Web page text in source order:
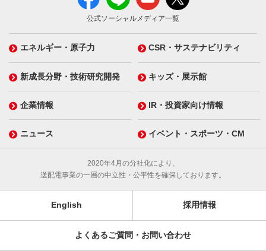
公式ソーシャルメディア一覧
エネルギー・原子力 CSR・サステナビリティ
新成長分野・技術研究開発 キッズ・展示館
企業情報 IR・投資家向け情報
ニュース イベント・スポーツ・CM
2020年4月の分社化により、
送配電事業の一層の中立性・公平性を確保しております。
English 採用情報
よくあるご質問・お問い合わせ